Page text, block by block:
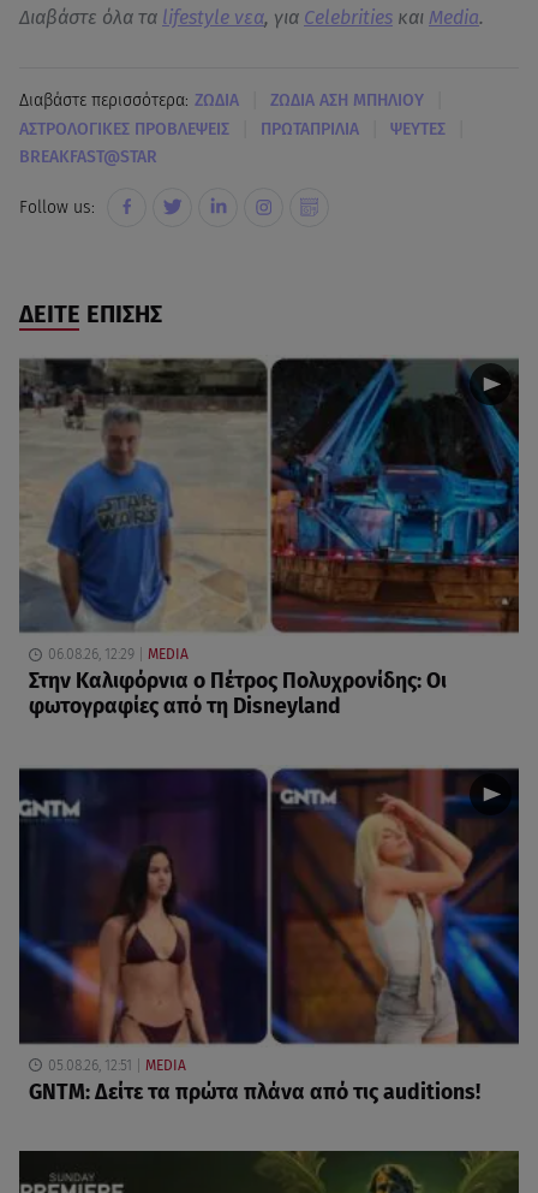
Διαβάστε όλα τα lifestyle νεα, για Celebrities και Media.
Διαβάστε περισσότερα: ΖΩΔΙΑ ΖΩΔΙΑ ΑΣΗ ΜΠΗΛΙΟΥ
ΑΣΤΡΟΛΟΓΙΚΕΣ ΠΡΟΒΛΕΨΕΙΣ ΠΡΩΤΑΠΡΙΛΙΑ ΨΕΥΤΕΣ
BREAKFAST@STAR
Follow us:
ΔΕΙΤΕ ΕΠΙΣΗΣ
06.08.26, 12:29 MEDIA
Στην Καλιφόρνια ο Πέτρος Πολυχρονίδης: Οι
φωτογραφίες από τη Disneyland
05.08.26, 12:51 MEDIA
GNTM: Δείτε τα πρώτα πλάνα από τις auditions!